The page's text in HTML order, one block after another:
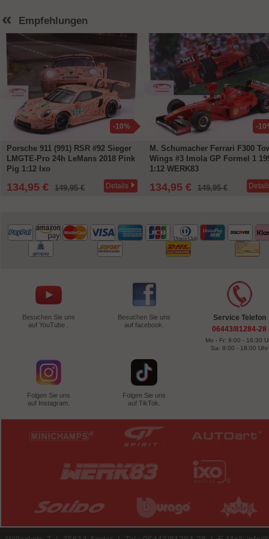
« Empfehlungen
-10%
Porsche 911 (991) RSR #92 Sieger
LMGTE-Pro 24h LeMans 2018 Pink
Pig 1:12 Ixo
134,95 € 149,95 € Details
-
M. Schumacher Ferrari F300
Wings #3 Imola GP Formel 1
1:12 WERK83
134,95 € 149,95 €
Besuchen Sie uns
auf YouTube .
Besuchen Sie uns
auf facebook.
Folgen Sie uns
auf Instagram.
Folgen Sie uns
auf TikTok.
Service Telefon
06443/81284-28
Mo - Fr: 9:00 - 16:30
Sa: 8:00 - 18:00 Uhr